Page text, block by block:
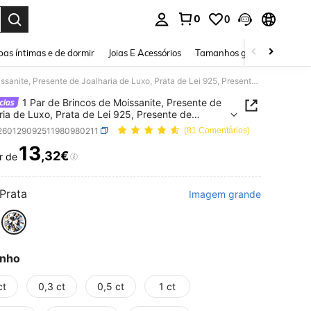
0 0
íntimas e de dormir Joias E Acessórios Tamanhos grandes
1 Par de Brincos de Moissanite, Presente de Joalharia de Luxo, Prata de Lei 925, Presente de Joalharia Requintada para Mulher, Joias de Noiva para Casamento com Strass, Brincos com Strass
1 Par de Brincos de Moissanite, Presente de
de Luxo, Prata de Lei 925, Presente de
Requintada para Mulher, Joias de Noiva para
com Strass, Brincos com Strass
(81 Comentários)
AND AVAILABILITY
de13,32€
Prata Imagem grande
0,3 ct 0,5 ct 1 ct